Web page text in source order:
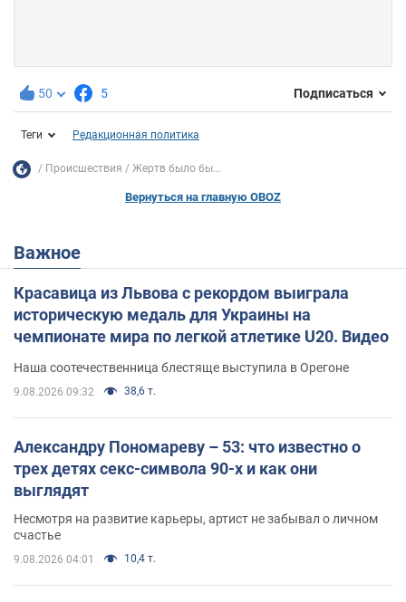
50 5 Подписаться
Теги Редакционная политика
Происшествия Жертв было бы...
Вернуться на главную OBOZ
Важное
Красавица из Львова с рекордом выиграла
историческую медаль для Украины на
чемпионате мира по легкой атлетике U20. Видео
Наша соотечественница блестяще выступила в Орегоне
9.08.2026 09:32 38,6 т.
Александру Пономареву – 53: что известно о
трех детях секс-символа 90-х и как они
выглядят
Несмотря на развитие карьеры, артист не забывал о личном
счастье
9.08.2026 04:01 10,4 т.